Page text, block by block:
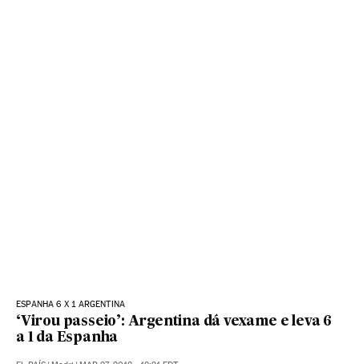
ESPANHA 6 X 1 ARGENTINA
‘Virou passeio’: Argentina dá vexame e leva 6
a 1 da Espanha